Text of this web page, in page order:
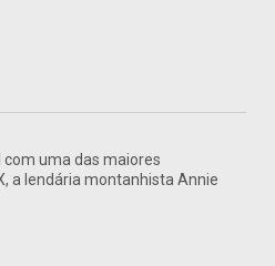
com uma das maiores
a lendária montanhista Annie